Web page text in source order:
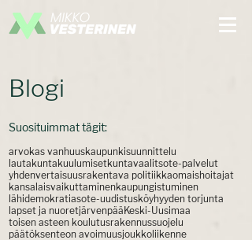
Blogi
Suosituimmat tägit:
arvokas vanhuuskaupunkisuunnittelu
lautakuntakuulumisetkuntavaalitsote-palvelut
yhdenvertaisuusrakentava politiikkaomaishoitajat
kansalaisvaikuttaminenkaupungistuminen
lähidemokratiasote-uudistusköyhyyden torjunta
lapset ja nuoretjärvenpää Keski-Uusimaa
toisen asteen koulutusrakennussuojelu
päätöksenteon avoimuusjoukkoliikenne